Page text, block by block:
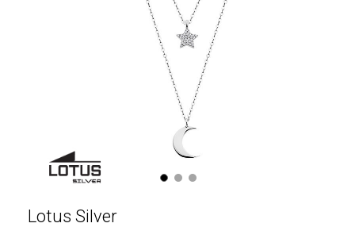
1 2 3
Lotus Silver